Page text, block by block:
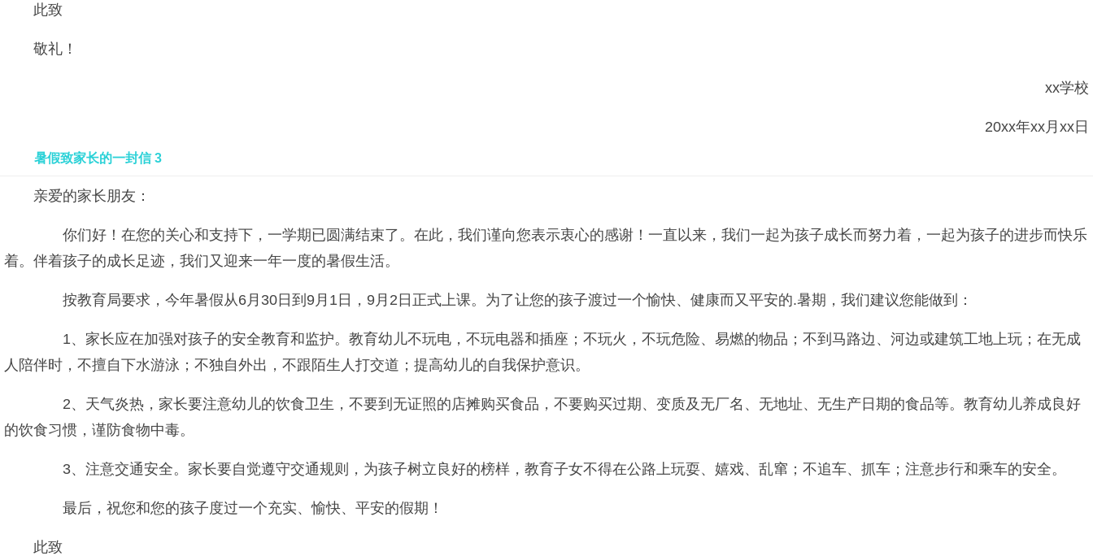
此致
敬礼！
xx学校
20xx年xx月xx日
暑假致家长的一封信 3
亲爱的家长朋友：
你们好！在您的关心和支持下，一学期已圆满结束了。在此，我们谨向您表示衷心的感谢！一直以来，我们一起为孩子成长而努力着，一起为孩子的进步而快乐
着。伴着孩子的成长足迹，我们又迎来一年一度的暑假生活。
按教育局要求，今年暑假从6月30日到9月1日，9月2日正式上课。为了让您的孩子渡过一个愉快、健康而又平安的.暑期，我们建议您能做到：
1、家长应在加强对孩子的安全教育和监护。教育幼儿不玩电，不玩电器和插座；不玩火，不玩危险、易燃的物品；不到马路边、河边或建筑工地上玩；在无成
人陪伴时，不擅自下水游泳；不独自外出，不跟陌生人打交道；提高幼儿的自我保护意识。
2、天气炎热，家长要注意幼儿的饮食卫生，不要到无证照的店摊购买食品，不要购买过期、变质及无厂名、无地址、无生产日期的食品等。教育幼儿养成良好
的饮食习惯，谨防食物中毒。
3、注意交通安全。家长要自觉遵守交通规则，为孩子树立良好的榜样，教育子女不得在公路上玩耍、嬉戏、乱窜；不追车、抓车；注意步行和乘车的安全。
最后，祝您和您的孩子度过一个充实、愉快、平安的假期！
此致